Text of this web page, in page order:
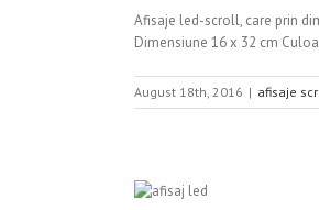
Afisaje led-scroll, care prin
Dimensiune 16 x 32 cm
August 18th, 2016 | afisaje